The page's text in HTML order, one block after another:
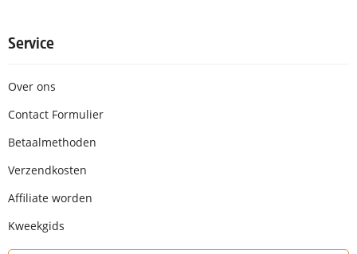
Service
Over ons
Contact Formulier
Betaalmethoden
Verzendkosten
Affiliate worden
Kweekgids